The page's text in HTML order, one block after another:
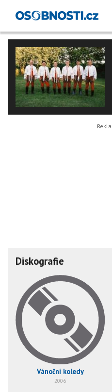
Diskografie
Vánoční koledy
2006